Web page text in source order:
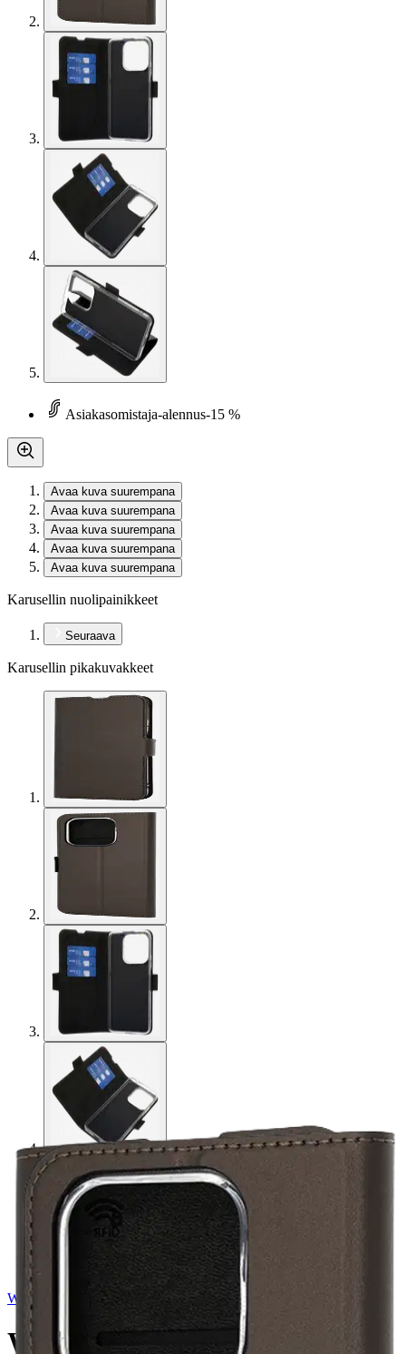
Asiakasomistaja-alennus-15 %
Avaa kuva suurempana
Avaa kuva suurempana
Avaa kuva suurempana
Avaa kuva suurempana
Avaa kuva suurempana
Karusellin nuolipainikkeet
Seuraava
Karusellin pikakuvakkeet
Wave
Wave Book Case, Honor 400